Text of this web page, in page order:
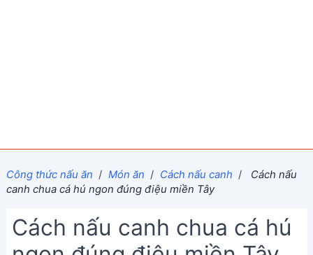
Công thức nấu ăn / Món ăn / Cách nấu canh /
Cách nấu
canh chua cá hú ngon đúng điệu miền Tây
Cách nấu canh chua cá hú